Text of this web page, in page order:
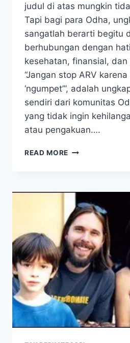
judul di atas mungkin
Tapi bagi para Odha,
sangatlah berarti begitu
berhubungan dengan
kesehatan, finansial,
“Jangan stop ARV
‘ngumpet’”, adalah
sendiri dari komunitas
yang tidak ingin
atau pengakuan….
READ MORE JANGAN
VIRUSNYA
“NGUMPET”